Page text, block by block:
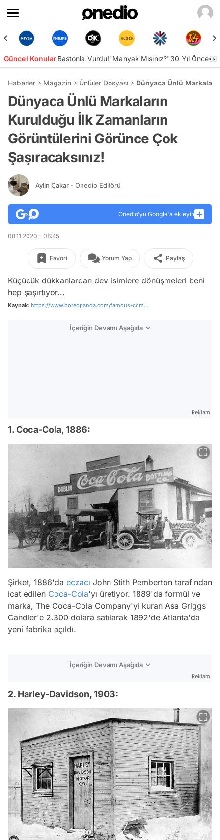
Güncel KonularBastonla Vurdu!"Manyak Mısınız?"30 Yıl Önce👀
Haberler Magazin Ünlüler Dosyası Dünyaca Ünlü
Dünyaca Ünlü Markaların
Kurulduğu İlk Zamanların
Görüntülerini Görünce Çok
Şaşıracaksınız!
Aylin Çakar - Onedio Editörü
Onedio’yu Google'a ekleyin
08.11.2020 - 08:45
Favori Yorum Yap Paylaş
Küçücük dükkanlardan dev isimlere dönüşmeleri beni
hep şaşırtıyor...
Kaynak: https://www.boredpanda.com/famous-com...
İçeriğin Devamı Aşağıda
Reklam
1. Coca-Cola, 1886:
Şirket, 1886'da eczacı John Stith Pemberton tarafından
icat edilen Coca-Cola'yı üretiyor. 1889'da formül ve
marka, The Coca-Cola Company'yi kuran Asa Griggs
Candler'e 2.300 dolara satılarak 1892'de Atlanta'da
yeni fabrika açıldı.
İçeriğin Devamı Aşağıda
Reklam
2. Harley-Davidson, 1903: